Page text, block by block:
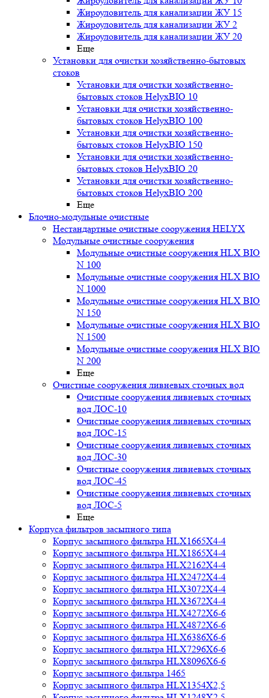
Жироуловитель для канализации ЖУ 15
Жироуловитель для канализации ЖУ 2
Жироуловитель для канализации ЖУ 20
Еще
Установки для очистки хозяйственно-бытовых
стоков
Установки для очистки хозяйственно-
бытовых стоков HelyxBIO 10
Установки для очистки хозяйственно-
бытовых стоков HelyxBIO 100
Установки для очистки хозяйственно-
бытовых стоков HelyxBIO 150
Установки для очистки хозяйственно-
бытовых стоков HelyxBIO 20
Установки для очистки хозяйственно-
бытовых стоков HelyxBIO 200
Еще
Блочно-модульные очистные
Нестандартные очистные сооружения HELYX
Модульные очистные сооружения
Модульные очистные сооружения HLX BIO
N 100
Модульные очистные сооружения HLX BIO
N 1000
Модульные очистные сооружения HLX BIO
N 150
Модульные очистные сооружения HLX BIO
N 1500
Модульные очистные сооружения HLX BIO
N 200
Еще
Очистные сооружения ливневых сточных вод
Очистные сооружения ливневых сточных
вод ЛОС-10
Очистные сооружения ливневых сточных
вод ЛОС-15
Очистные сооружения ливневых сточных
вод ЛОС-30
Очистные сооружения ливневых сточных
вод ЛОС-45
Очистные сооружения ливневых сточных
вод ЛОС-5
Еще
Корпуса фильтров засыпного типа
Корпус засыпного фильтра HLX1665X4-4
Корпус засыпного фильтра HLX1865X4-4
Корпус засыпного фильтра HLX2162X4-4
Корпус засыпного фильтра HLX2472X4-4
Корпус засыпного фильтра HLX3072X4-4
Корпус засыпного фильтра HLX3672X4-4
Корпус засыпного фильтра HLX4272X6-6
Корпус засыпного фильтра HLX4872X6-6
Корпус засыпного фильтра HLX6386X6-6
Корпус засыпного фильтра HLX7296X6-6
Корпус засыпного фильтра HLX8096X6-6
Корпус засыпного фильтра 1465
Корпус засыпного фильтра HLX1354X2,5